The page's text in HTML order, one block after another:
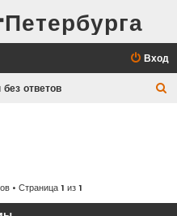
Вход
ответов
• Страница1 из1